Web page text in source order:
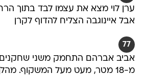
ערן לוי מצא את עצמו לבד בתוך
אבל איינוגבה הצליח להדוף לקרן
77
אביב אברהם התחמק משני שחקנים
מ-18 מטר, מעט מעל המשקוף.